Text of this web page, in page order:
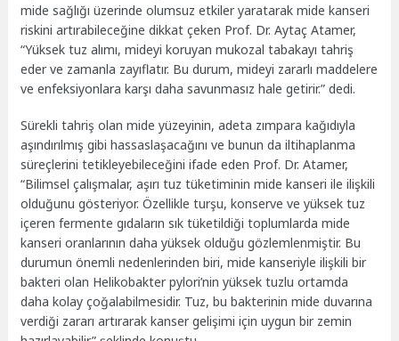
mide sağlığı üzerinde olumsuz etkiler yaratarak mide kanseri
riskini artırabileceğine dikkat çeken Prof. Dr. Aytaç Atamer,
“Yüksek tuz alımı, mideyi koruyan mukozal tabakayı tahriş
eder ve zamanla zayıflatır. Bu durum, mideyi zararlı maddelere
ve enfeksiyonlara karşı daha savunmasız hale getirir.” dedi.
Sürekli tahriş olan mide yüzeyinin, adeta zımpara kağıdıyla
aşındırılmış gibi hassaslaşacağını ve bunun da iltihaplanma
süreçlerini tetikleyebileceğini ifade eden Prof. Dr. Atamer,
“Bilimsel çalışmalar, aşırı tuz tüketiminin mide kanseri ile ilişkili
olduğunu gösteriyor. Özellikle turşu, konserve ve yüksek tuz
içeren fermente gıdaların sık tüketildiği toplumlarda mide
kanseri oranlarının daha yüksek olduğu gözlemlenmiştir. Bu
durumun önemli nedenlerinden biri, mide kanseriyle ilişkili bir
bakteri olan Helikobakter pylori’nin yüksek tuzlu ortamda
daha kolay çoğalabilmesidir. Tuz, bu bakterinin mide duvarına
verdiği zararı artırarak kanser gelişimi için uygun bir zemin